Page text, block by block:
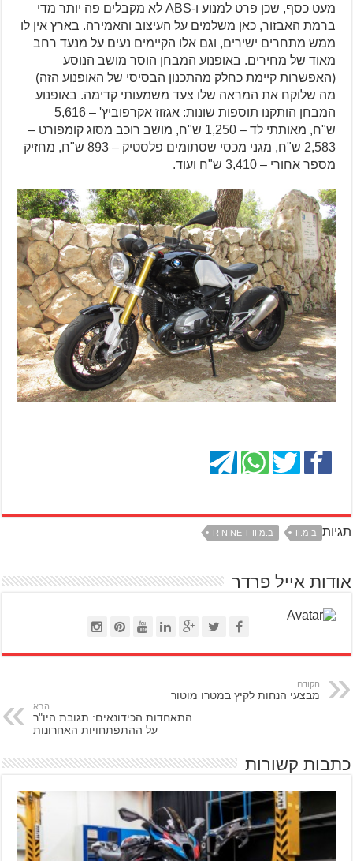
מעט כסף, שכן פרט למנוע ו-ABS לא מקבלים פה יותר מדי
ברמת האבזור, כאן משלמים על העיצוב והאמירה. בארץ אין לו
ממש מתחרים ישירים, וגם אלו הקיימים נעים על מנעד רחב
מאוד של מחירים. באופנוע המבחן הוסר מושב הנוסע
(האפשרות קיימת כחלק מהתכנון הבסיסי של האופנוע הזה)
מה שלוקח את המראה שלו צעד משמעותי קדימה. באופנוע
המבחן הותקנו תוספות שונות: אגזוז אקרפוביץ' – 5,616
ש"ח, מאותתי לד – 1,250 ש"ח, מושב רוכב מסוג קומפורט –
2,583 ש"ח, מגני מכסי שסתומים פלסטיק – 893 ש"ח, מחזיק
מספר אחורי – 3,410 ש"ח ועוד.
תגיות ב.מ.וו ב.מ.וו R NINE T
אודות אייל פרדר
הקודם
מבצעי הנחות לקיץ במטרו מוטור
הבא
התאחדות הכידונאים: תגובת היו"ר
על ההתפתחויות האחרונות
כתבות קשורות